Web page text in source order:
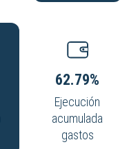
62.79%
Ejecución
acumulada
gastos